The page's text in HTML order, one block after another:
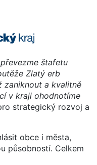
štafetu
Zlatý erb
zaniknout a kvalitně
v kraji ohodnotíme
strategický rozvoj a
obce i města,
působností. Celkem